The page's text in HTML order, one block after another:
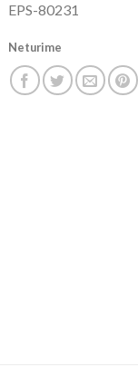
EPS-80231
Neturime